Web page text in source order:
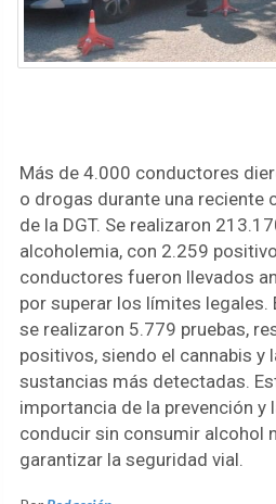
Más de 4.000 conductores
o drogas durante una reciente
de la DGT. Se realizaron
alcoholemia, con 2.259
conductores fueron llevados
por superar los límites legales.
se realizaron 5.779 pruebas,
positivos, siendo el cannabis y
sustancias más detectadas.
importancia de la prevención y
conducir sin consumir alcohol
garantizar la seguridad vial.